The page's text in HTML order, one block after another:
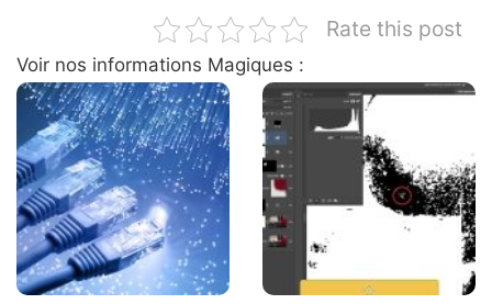
Rate this post
Voir nos informations Magiques :